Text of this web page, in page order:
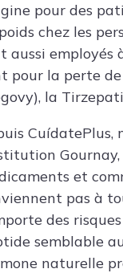
pour des
chez les
aussi employés
pour la perte
la
CuídatePlus,
et
pas à
des
semblable
naturelle